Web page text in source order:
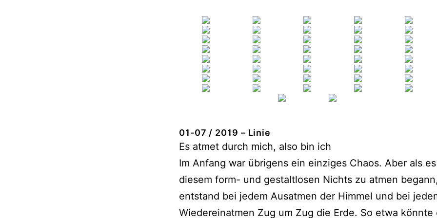
01-07 / 2019 – Linie
Es atmet durch mich, also bin ich
Im Anfang war übrigens ein einziges Chaos. Aber als
diesem form- und gestaltlosen Nichts zu atmen begann,
entstand bei jedem Ausatmen der Himmel und bei
Wiedereinatmen Zug um Zug die Erde. So etwa könnte